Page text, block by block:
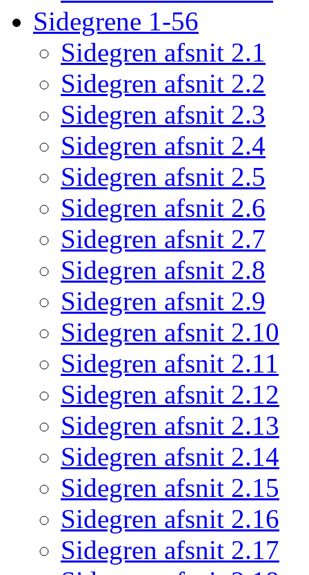
Sidegrene 1-56
Sidegren afsnit 2.1
Sidegren afsnit 2.2
Sidegren afsnit 2.3
Sidegren afsnit 2.4
Sidegren afsnit 2.5
Sidegren afsnit 2.6
Sidegren afsnit 2.7
Sidegren afsnit 2.8
Sidegren afsnit 2.9
Sidegren afsnit 2.10
Sidegren afsnit 2.11
Sidegren afsnit 2.12
Sidegren afsnit 2.13
Sidegren afsnit 2.14
Sidegren afsnit 2.15
Sidegren afsnit 2.16
Sidegren afsnit 2.17